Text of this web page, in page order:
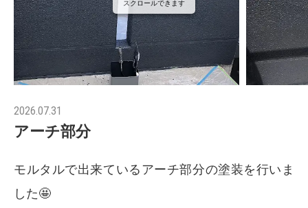
スクロールできます
2026.07.31
アーチ部分
モルタルで出来ているアーチ部分の塗装を行いま
した🤩